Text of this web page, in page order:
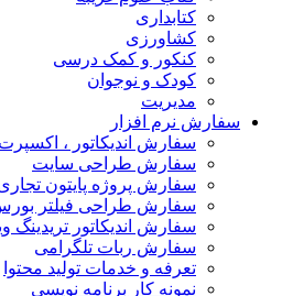
کتابداری
کشاورزی
کنکور و کمک‌ درسی
کودک و نوجوان
مدیریت
سفارش نرم افزار
سفارش اندیکاتور ،
سفارش طراحی سایت
سفارش پروژه پایتون
سفارش طراحی فیلتر
سفارش اندیکاتور تریدینگ
سفارش ربات تلگرامی
تعرفه و خدمات تولید محتوا
نمونه کار برنامه نویسی